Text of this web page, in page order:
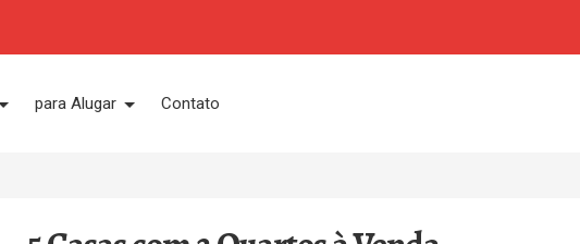
para Alugar Contato